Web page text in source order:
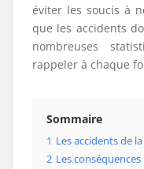
éviter les soucis à
que les accidents
nombreuses
rappeler à chaque
Sommaire
1 Les accidents de
2 Les conséquences